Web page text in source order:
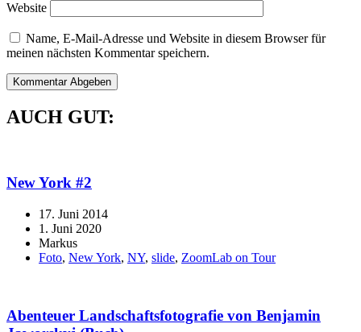
Website
Name, E-Mail-Adresse und Website in diesem Browser für
meinen nächsten Kommentar speichern.
AUCH GUT:
New York #2
17. Juni 2014
1. Juni 2020
Markus
Foto, New York, NY, slide, ZoomLab on Tour
Abenteuer Landschaftsfotografie von Benjamin